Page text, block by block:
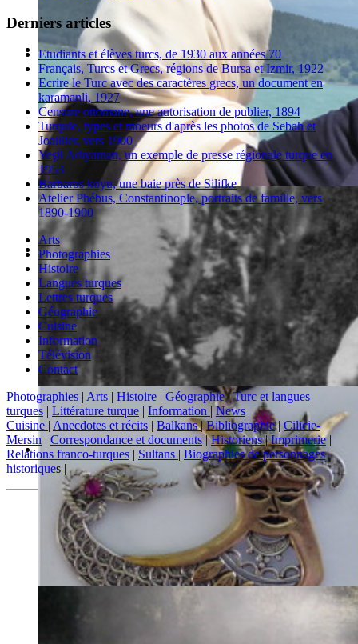
Derniers articles
Etudiants et élèves turcs, de 1930 aux années 70
Français, Turcs et Grecs, régions de Bursa et Izmir, 1922
Ecrire le Turc avec des caractères grecs, un document en
karamanli, 1927
Censure ottomane, une autorisation de publier, 1894
Turquie, types et moeurs d'après les photos de Sebah et
Joaillier, vers 1900
Yeşil Adıyaman, un exemple de presse régionale turque en
1953
Barbaros koyu, une baie près de Silifke
Atelier Phébus, Constantinople, portraits de famille, vers
1890-1900
Arts
Photographies
Histoire
Langues turques
Lettres turques
Géographie
Cuisine
Information
Télévision
Contact
Photographies | Arts | Histoire | Géographie|Turc et langues
turques | Littérature turque | Information |News
Cuisine | Anecdotes et récits | Balkans|Bibliographie| Cilicie-
Mersin | Correspondance et documents|Historiens|Imprimerie|
Relations franco-turques | Sultans | Biographies de personnages
historiques |